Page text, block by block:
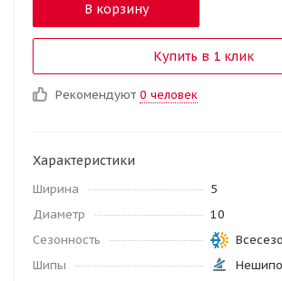
В корзину
Купить в 1 клик
Рекомендуют 0 человек
Характеристики
Ширина
5
Диаметр
10
Сезонность
Шипы